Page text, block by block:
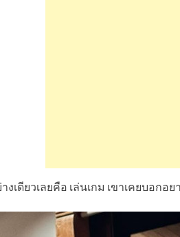
เดียวเลยคือ เล่นเกม เขาเคยบอกอ